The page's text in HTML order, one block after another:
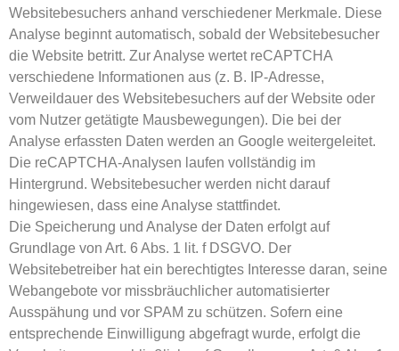
Websitebesuchers anhand verschiedener Merkmale. Diese
Analyse beginnt automatisch, sobald der Websitebesucher
die Website betritt. Zur Analyse wertet reCAPTCHA
verschiedene Informationen aus (z. B. IP-Adresse,
Verweildauer des Websitebesuchers auf der Website oder
vom Nutzer getätigte Mausbewegungen). Die bei der
Analyse erfassten Daten werden an Google weitergeleitet.
Die reCAPTCHA-Analysen laufen vollständig im
Hintergrund. Websitebesucher werden nicht darauf
hingewiesen, dass eine Analyse stattfindet.
Die Speicherung und Analyse der Daten erfolgt auf
Grundlage von Art. 6 Abs. 1 lit. f DSGVO. Der
Websitebetreiber hat ein berechtigtes Interesse daran, seine
Webangebote vor missbräuchlicher automatisierter
Ausspähung und vor SPAM zu schützen. Sofern eine
entsprechende Einwilligung abgefragt wurde, erfolgt die